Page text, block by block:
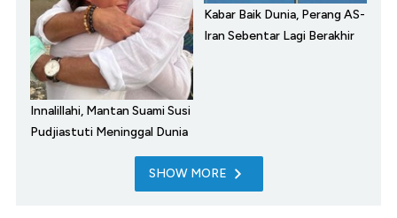
Innalillahi, Mantan Suami Susi
Pudjiastuti Meninggal Dunia
Kabar Baik Dunia, Perang AS-
Iran Sebentar Lagi Berakhir
SHOW MORE